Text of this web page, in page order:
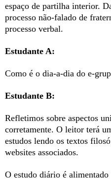
espaço de partilha interior.
processo não-falado de
processo verbal.
Estudante A:
Como é o dia-a-dia do e-
Estudante B:
Refletimos sobre aspectos
corretamente. O leitor terá
estudos lendo os textos
websites associados.
O estudo diário é alimentado